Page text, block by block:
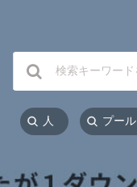
人 プール